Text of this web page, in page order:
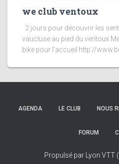
we club ventoux
2 jours pour découvrir les
vaucluse au pied du ventoux
bike pour l’accueil http://
AGENDA LE CLUB NOUS
FORUM
Propulsé par Lyon VTT